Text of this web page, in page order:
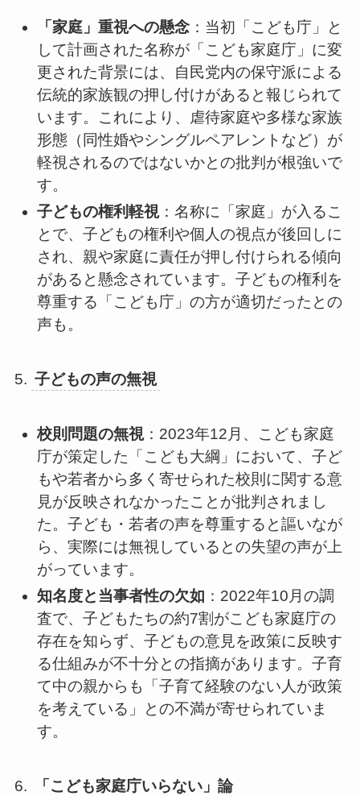
「家庭」重視への懸念 ：当初「こども庁」と
して計画された名称が「こども家庭庁」に変
更された背景には、自民党内の保守派による
伝統的家族観の押し付けがあると報じられて
います。これにより、虐待家庭や多様な家族
形態（同性婚やシングルペアレントなど）が
軽視されるのではないかとの批判が根強いで
す。
子どもの権利軽視：名称に「家庭」が入るこ
とで、子どもの権利や個人の視点が後回しに
され、親や家庭に責任が押し付けられる傾向
があると懸念されています。子どもの権利を
尊重する「こども庁」の方が適切だったとの
声も。
5. 子どもの声の無視
校則問題の無視：2023年12月、こども家庭
庁が策定した「こども大綱」において、子ど
もや若者から多く寄せられた校則に関する意
見が反映されなかったことが批判されまし
た。子ども・若者の声を尊重すると謳いなが
ら、実際には無視しているとの失望の声が上
がっています。
知名度と当事者性の欠如 ：2022年10月の調
査で、子どもたちの約7割がこども家庭庁の
存在を知らず、子どもの意見を政策に反映す
る仕組みが不十分との指摘があります。子育
て中の親からも「子育て経験のない人が政策
を考えている」との不満が寄せられていま
す。
6. 「こども家庭庁いらない」論